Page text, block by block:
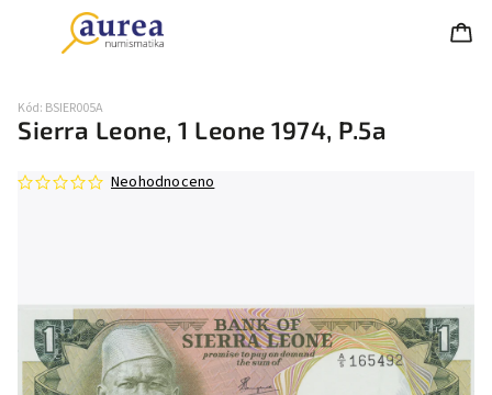
Sierra Leone, 1 Leone 1974, P.5a
Kód: BSIER005A
Neohodnoceno